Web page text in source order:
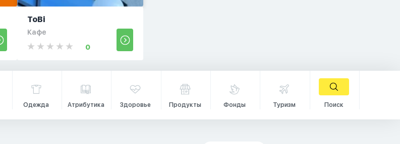
ToBi
Кафе
0
Одежда Атрибутика Здоровье Продукты Фонды Туризм Поиск